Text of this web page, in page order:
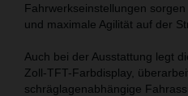
Fahrwerkseinstellungen
und maximale Agilität auf der
Auch bei der Ausstattung legt
Zoll-TFT-Farbdisplay,
schräglagenabhängige